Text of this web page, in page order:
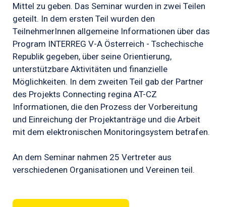
Mittel zu geben. Das Seminar wurden in zwei Teilen
geteilt. In dem ersten Teil wurden den
TeilnehmerInnen allgemeine Informationen über das
Program INTERREG V-A Österreich - Tschechische
Republik gegeben, über seine Orientierung,
unterstützbare Aktivitäten und finanzielle
Möglichkeiten. In dem zweiten Teil gab der Partner
des Projekts Connecting regina AT-CZ
Informationen, die den Prozess der Vorbereitung
und Einreichung der Projektanträge und die Arbeit
mit dem elektronischen Monitoringsystem betrafen.
An dem Seminar nahmen 25 Vertreter aus
verschiedenen Organisationen und Vereinen teil.